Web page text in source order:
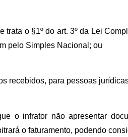
trata o §1º do art. 3º da Lei
pelo Simples Nacional; ou
recebidos, para pessoas
o infrator não apresentar
o faturamento, podendo